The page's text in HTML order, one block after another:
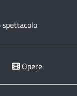
spettacolo
Opere